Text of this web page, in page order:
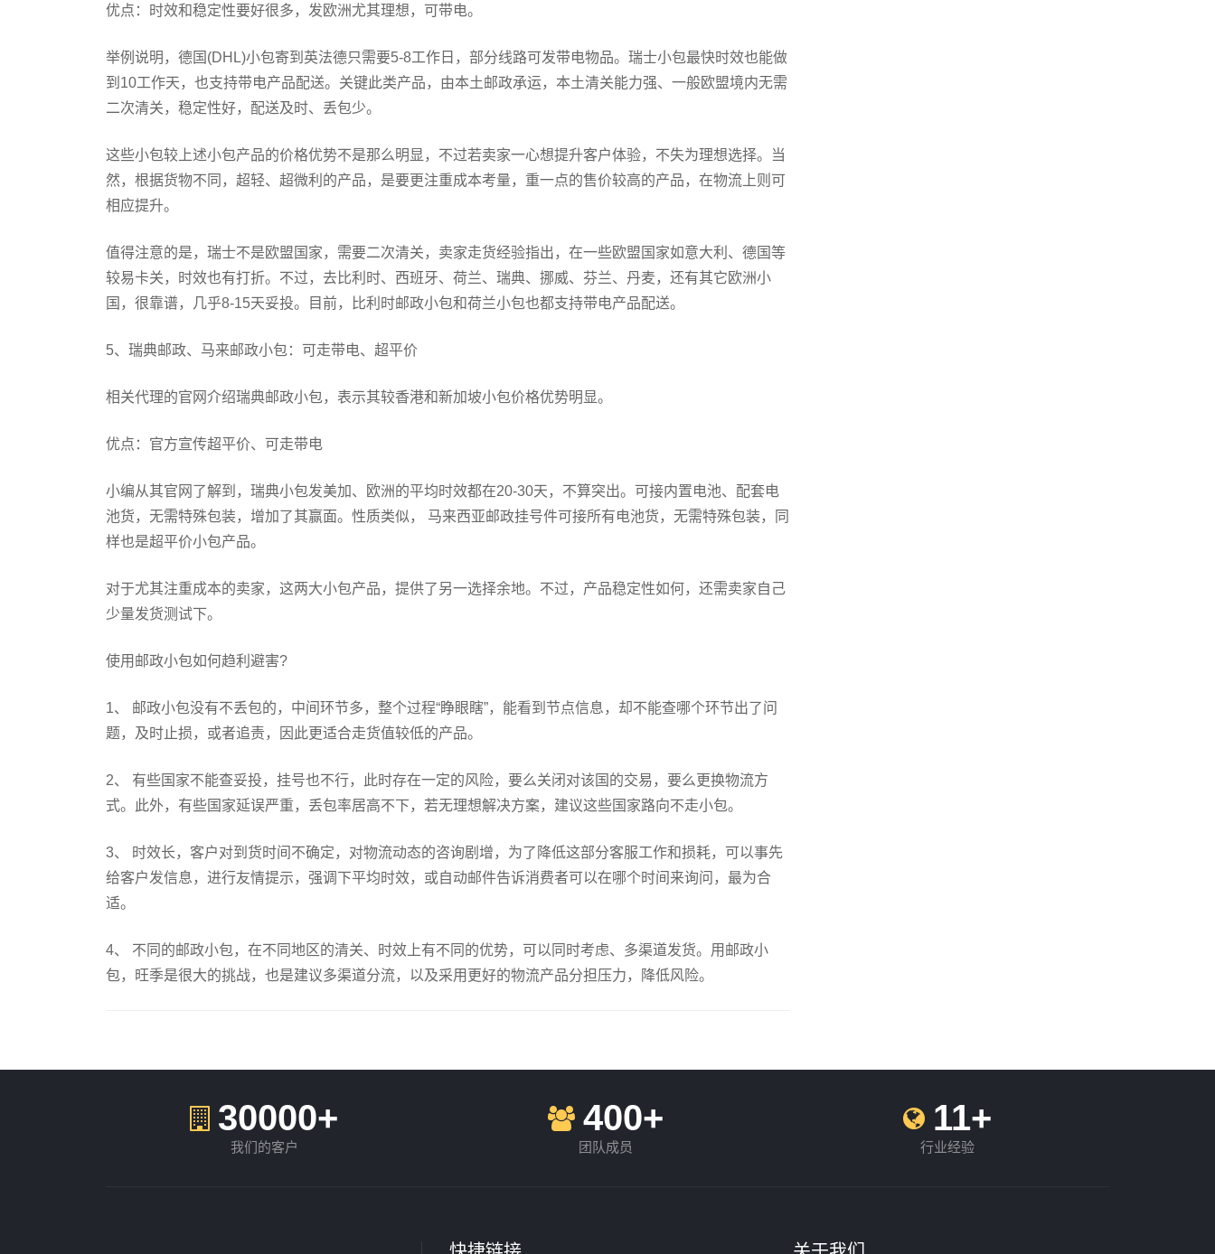
优点：时效和稳定性要好很多，发欧洲尤其理想，可带电。
举例说明，德国(DHL)小包寄到英法德只需要5-8工作日，部分线路可发带电物品。瑞士小包最快时效也能做
到10工作天，也支持带电产品配送。关键此类产品，由本土邮政承运，本土清关能力强、一般欧盟境内无需
二次清关，稳定性好，配送及时、丢包少。
这些小包较上述小包产品的价格优势不是那么明显，不过若卖家一心想提升客户体验，不失为理想选择。当
然，根据货物不同，超轻、超微利的产品，是要更注重成本考量，重一点的售价较高的产品，在物流上则可
相应提升。
值得注意的是，瑞士不是欧盟国家，需要二次清关，卖家走货经验指出，在一些欧盟国家如意大利、德国等
较易卡关，时效也有打折。不过，去比利时、西班牙、荷兰、瑞典、挪威、芬兰、丹麦，还有其它欧洲小
国，很靠谱，几乎8-15天妥投。目前，比利时邮政小包和荷兰小包也都支持带电产品配送。
5、瑞典邮政、马来邮政小包：可走带电、超平价
相关代理的官网介绍瑞典邮政小包，表示其较香港和新加坡小包价格优势明显。
优点：官方宣传超平价、可走带电
小编从其官网了解到，瑞典小包发美加、欧洲的平均时效都在20-30天，不算突出。可接内置电池、配套电
池货，无需特殊包装，增加了其赢面。性质类似， 马来西亚邮政挂号件可接所有电池货，无需特殊包装，同
样也是超平价小包产品。
对于尤其注重成本的卖家，这两大小包产品，提供了另一选择余地。不过，产品稳定性如何，还需卖家自己
少量发货测试下。
使用邮政小包如何趋利避害?
1、 邮政小包没有不丢包的，中间环节多，整个过程“睁眼瞎”，能看到节点信息，却不能查哪个环节出了问
题，及时止损，或者追责，因此更适合走货值较低的产品。
2、 有些国家不能查妥投，挂号也不行，此时存在一定的风险，要么关闭对该国的交易，要么更换物流方
式。此外，有些国家延误严重，丢包率居高不下，若无理想解决方案，建议这些国家路向不走小包。
3、 时效长，客户对到货时间不确定，对物流动态的咨询剧增，为了降低这部分客服工作和损耗，可以事先
给客户发信息，进行友情提示，强调下平均时效，或自动邮件告诉消费者可以在哪个时间来询问，最为合
适。
4、 不同的邮政小包，在不同地区的清关、时效上有不同的优势，可以同时考虑、多渠道发货。用邮政小
包，旺季是很大的挑战，也是建议多渠道分流，以及采用更好的物流产品分担压力，降低风险。
30000+
我们的客户
400+
团队成员
11+
行业经验